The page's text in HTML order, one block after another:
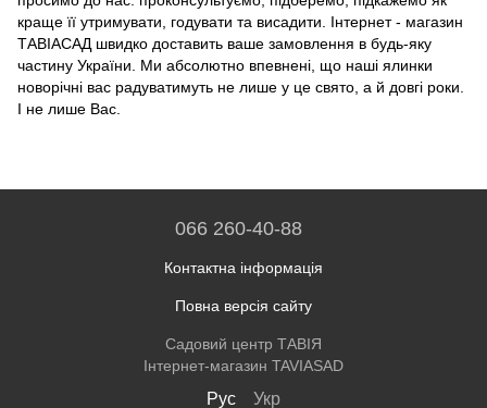
краще її утримувати, годувати та висадити. Інтернет - магазин
ТАВІАСАД швидко доставить ваше замовлення в будь-яку
частину України. Ми абсолютно впевнені, що наші ялинки
новорічні вас радуватимуть не лише у це свято, а й довгі роки.
І не лише Вас.
066 260-40-88
Контактна інформація
Повна версія сайту
Садовий центр ТАВІЯ
Інтернет-магазин TAVIASAD
Рус Укр